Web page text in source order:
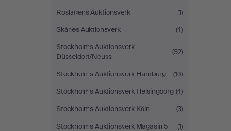
Roslagens Auktionsverk
(1)
Skånes Auktionsverk
(4)
Stockholms Auktionsverk
Düsseldorf/Neuss
(32)
Stockholms Auktionsverk Hamburg
(16)
Stockholms Auktionsverk Helsingborg (4)
Stockholms Auktionsverk Köln
(3)
Stockholms Auktionsverk Magasin 5
(1)